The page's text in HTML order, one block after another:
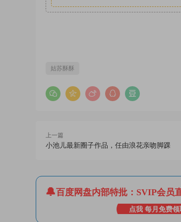
姑苏酥酥
上一篇
小池儿最新圈子作品，任由浪花亲吻脚踝
百度网盘内部特批：SVIP会员
点我 每月免费